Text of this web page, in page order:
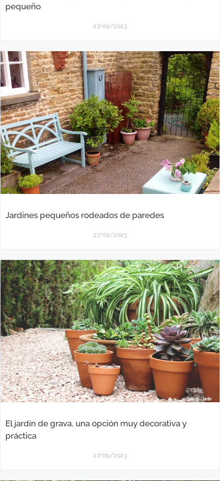
pequeño
27/09/2023
Jardines pequeños rodeados de paredes
27/09/2023
El jardín de grava, una opción muy decorativa y
práctica
27/09/2023